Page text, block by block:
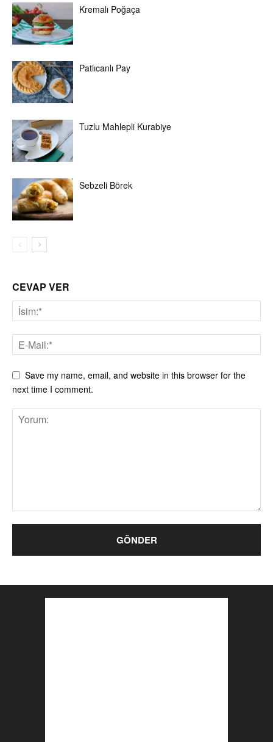
Kremalı Poğaça
Patlıcanlı Pay
Tuzlu Mahlepli Kurabiye
Sebzeli Börek
CEVAP VER
Save my name, email, and website in this browser for the
next time I comment.